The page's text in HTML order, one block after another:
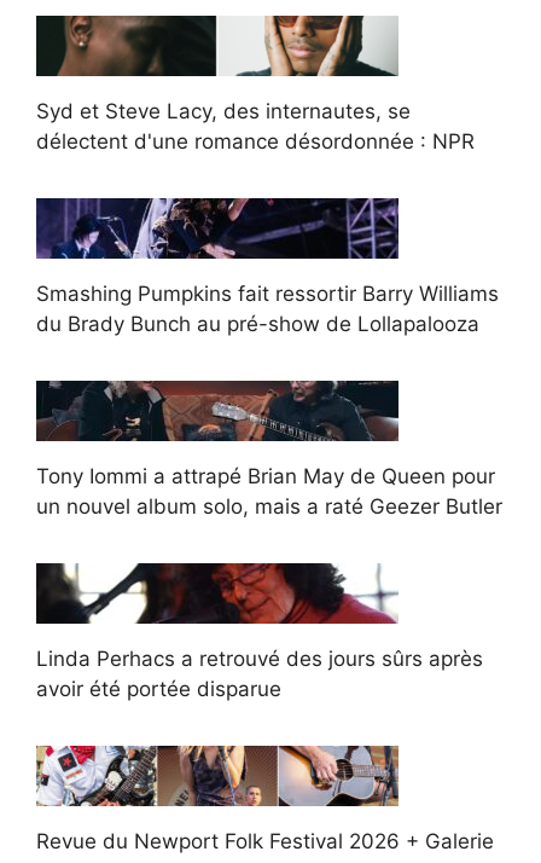
Syd et Steve Lacy, des internautes, se
délectent d'une romance désordonnée : NPR
Smashing Pumpkins fait ressortir Barry Williams
du Brady Bunch au pré-show de Lollapalooza
Tony Iommi a attrapé Brian May de Queen pour
un nouvel album solo, mais a raté Geezer Butler
Linda Perhacs a retrouvé des jours sûrs après
avoir été portée disparue
Revue du Newport Folk Festival 2026 + Galerie